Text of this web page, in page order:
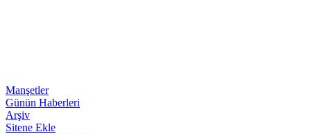
Manşetler
Günün Haberleri
Arşiv
Sitene Ekle